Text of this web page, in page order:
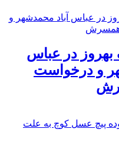
در عباس
و درخواست